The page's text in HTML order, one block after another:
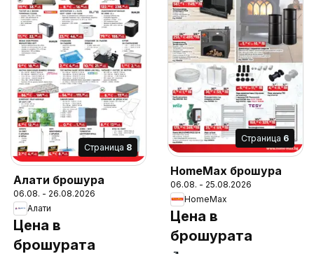
Cтраница 8
Алати брошура
06.08. - 26.08.2026
Алати
Цена в
брошурата
Cтраница 6
HomeMax брошура
06.08. - 25.08.2026
HomeMax
Цена в
брошурата